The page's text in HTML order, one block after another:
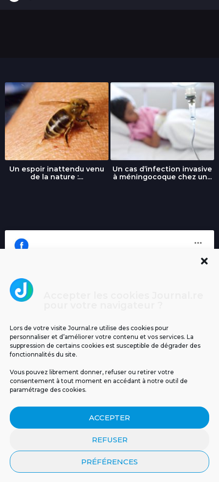
Lors de votre visite Journal.re utilise des cookies pour
personnaliser et d’améliorer votre contenu et vos services. La
suppression de certains cookies est susceptible de dégrader des
fonctionnalités du site.
Vous pouvez librement donner, refuser ou retirer votre
consentement à tout moment en accédant à notre outil de
paramétrage des cookies.
ACCEPTER
REFUSER
PRÉFÉRENCES
Un espoir inattendu venu
de la nature :...
Un cas d’infection invasive
à méningocoque chez un...
MENTIONS LÉGALES PUBLICITÉ
BLOG
NOS ÉMISSIONS
POLITIQUE DE CONFIDENTIALITÉ
CONTACT
© 2026 Tous droits réservés